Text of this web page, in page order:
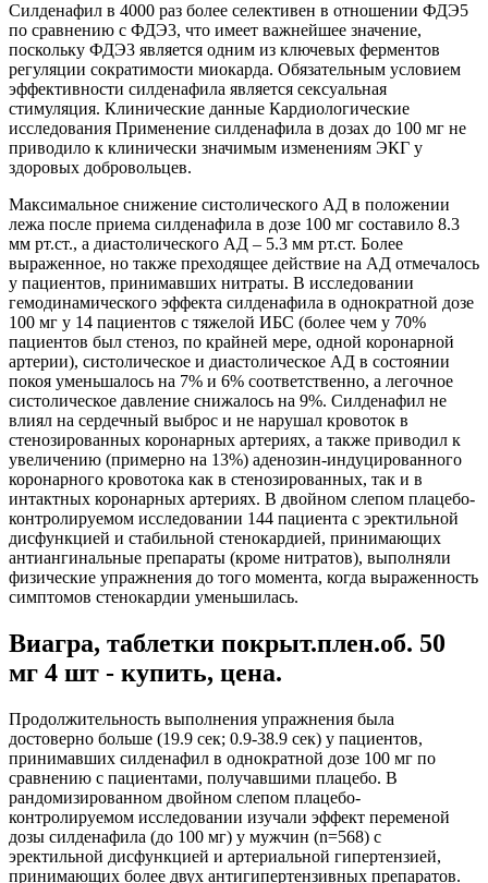
Силденафил в 4000 раз более селективен в отношении ФДЭ5
по сравнению с ФДЭ3, что имеет важнейшее значение,
поскольку ФДЭ3 является одним из ключевых ферментов
регуляции сократимости миокарда. Обязательным условием
эффективности силденафила является сексуальная
стимуляция. Клинические данные Кардиологические
исследования Применение силденафила в дозах до 100 мг не
приводило к клинически значимым изменениям ЭКГ у
здоровых добровольцев.
Максимальное снижение систолического АД в положении
лежа после приема силденафила в дозе 100 мг составило 8.3
мм рт.ст., а диастолического АД – 5.3 мм рт.ст. Более
выраженное, но также преходящее действие на АД отмечалось
у пациентов, принимавших нитраты. В исследовании
гемодинамического эффекта силденафила в однократной дозе
100 мг у 14 пациентов с тяжелой ИБС (более чем у 70%
пациентов был стеноз, по крайней мере, одной коронарной
артерии), систолическое и диастолическое АД в состоянии
покоя уменьшалось на 7% и 6% соответственно, а легочное
систолическое давление снижалось на 9%. Силденафил не
влиял на сердечный выброс и не нарушал кровоток в
стенозированных коронарных артериях, а также приводил к
увеличению (примерно на 13%) аденозин-индуцированного
коронарного кровотока как в стенозированных, так и в
интактных коронарных артериях. В двойном слепом плацебо-
контролируемом исследовании 144 пациента с эректильной
дисфункцией и стабильной стенокардией, принимающих
антиангинальные препараты (кроме нитратов), выполняли
физические упражнения до того момента, когда выраженность
симптомов стенокардии уменьшилась.
Виагра, таблетки покрыт.плен.об. 50
мг 4 шт - купить, цена.
Продолжительность выполнения упражнения была
достоверно больше (19.9 сек; 0.9-38.9 сек) у пациентов,
принимавших силденафил в однократной дозе 100 мг по
сравнению с пациентами, получавшими плацебо. В
рандомизированном двойном слепом плацебо-
контролируемом исследовании изучали эффект переменой
дозы силденафила (до 100 мг) у мужчин (n=568) с
эректильной дисфункцией и артериальной гипертензией,
принимающих более двух антигипертензивных препаратов.